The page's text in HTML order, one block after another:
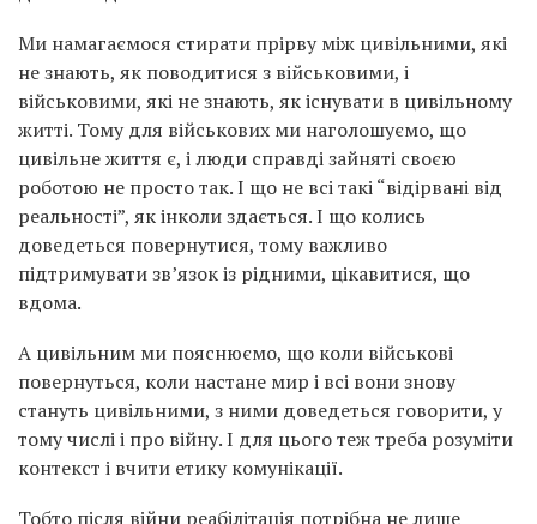
Ми намагаємося стирати прірву між цивільними, які
не знають, як поводитися з військовими, і
військовими, які не знають, як існувати в цивільному
житті. Тому для військових ми наголошуємо, що
цивільне життя є, і люди справді зайняті своєю
роботою не просто так. І що не всі такі “відірвані від
реальності”, як інколи здається. І що колись
доведеться повернутися, тому важливо
підтримувати зв’язок із рідними, цікавитися, що
вдома.
А цивільним ми пояснюємо, що коли військові
повернуться, коли настане мир і всі вони знову
стануть цивільними, з ними доведеться говорити, у
тому числі і про війну. І для цього теж треба розуміти
контекст і вчити етику комунікації.
Тобто після війни реабілітація потрібна не лише